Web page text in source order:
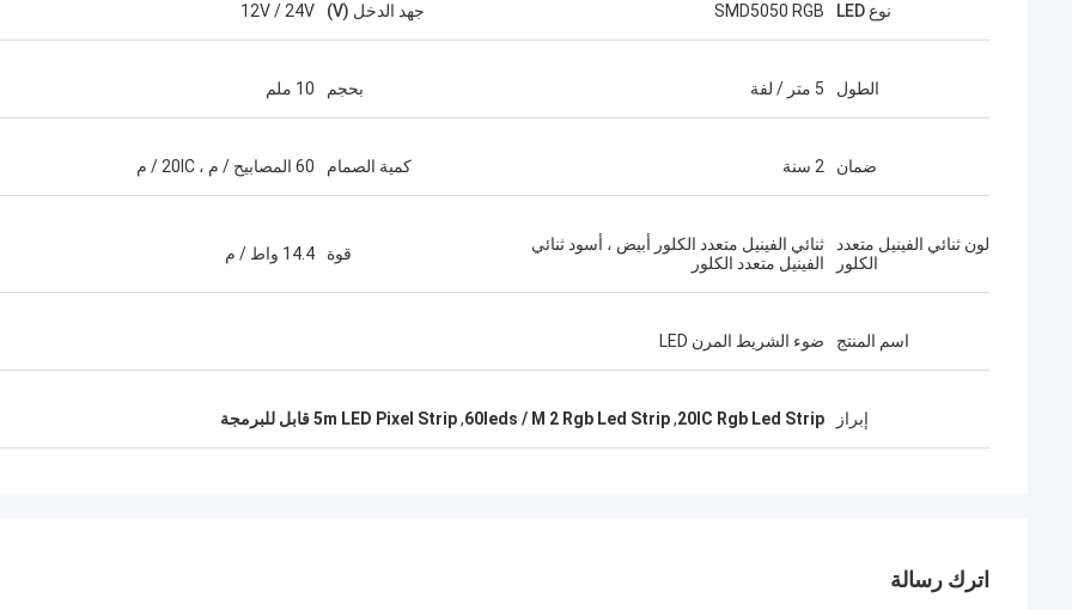
نوع LED SMD5050 RGB جهد الدخل (V) 12V / 24V
الطول 5 متر / لفة بحجم 10 ملم
ضمان 2 سنة كمية الصمام 60 المصابيح / م ، 20IC / م
لون ثنائي الفينيل متعدد
الكلور
ثنائي الفينيل متعدد الكلور أبيض ، أسود ثنائي
الفينيل متعدد الكلور
قوة 14.4 واط / م
اسم المنتج ضوء الشريط المرن LED
إبراز 20IC Rgb Led Strip
,
60leds / M 2 Rgb Led Strip
,5m LED Pixel Strip قابل للبرمجة
اترك رسالة